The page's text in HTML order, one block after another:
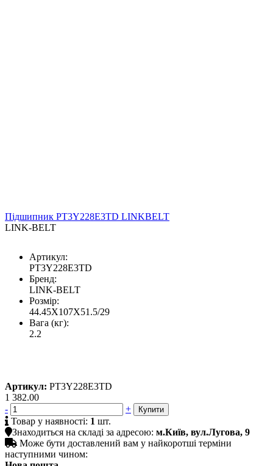
Підшипник PT3Y228E3TD LINKBELT
LINK-BELT
Артикул:
PT3Y228E3TD
Бренд:
LINK-BELT
Розмір:
44.45X107X51.5/29
Вага (кг):
2.2
Артикул: PT3Y228E3TD
1 382.00
-
+
 Товар у наявності: 1 шт.
Знаходиться на складі за адресою: м.Київ, вул.Лугова, 9
 Може бути доставлений вам у найкоротші терміни
наступними чином: